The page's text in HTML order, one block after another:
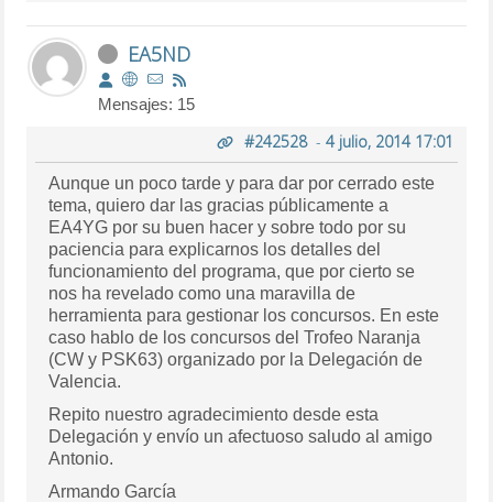
EA5ND
Mensajes: 15
#242528- 4 julio, 2014 17:01
Aunque un poco tarde y para dar por cerrado este
tema, quiero dar las gracias públicamente a
EA4YG por su buen hacer y sobre todo por su
paciencia para explicarnos los detalles del
funcionamiento del programa, que por cierto se
nos ha revelado como una maravilla de
herramienta para gestionar los concursos. En este
caso hablo de los concursos del Trofeo Naranja
(CW y PSK63) organizado por la Delegación de
Valencia.
Repito nuestro agradecimiento desde esta
Delegación y envío un afectuoso saludo al amigo
Antonio.
Armando García